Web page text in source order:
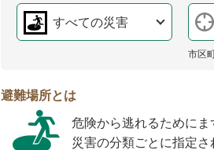
すべての災害
市区
避難場所とは
危険から逃れるために
災害の分類ごとに指定